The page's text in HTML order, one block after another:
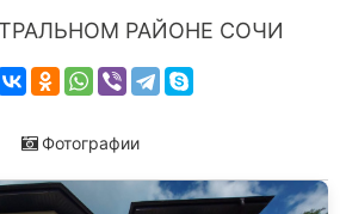
РАЙОНЕ СОЧИ
Фотографии